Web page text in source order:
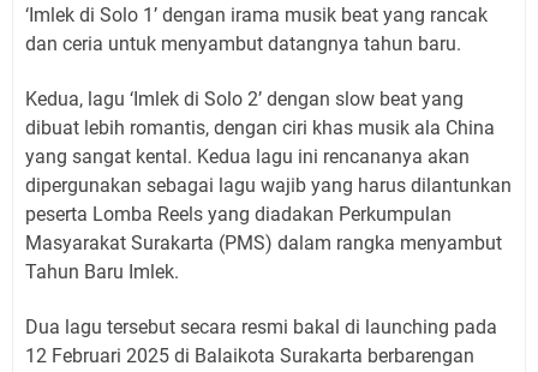
‘Imlek di Solo 1’ dengan irama musik beat yang rancak
dan ceria untuk menyambut datangnya tahun baru.
Kedua, lagu ‘Imlek di Solo 2’ dengan slow beat yang
dibuat lebih romantis, dengan ciri khas musik ala China
yang sangat kental. Kedua lagu ini rencananya akan
dipergunakan sebagai lagu wajib yang harus dilantunkan
peserta Lomba Reels yang diadakan Perkumpulan
Masyarakat Surakarta (PMS) dalam rangka menyambut
Tahun Baru Imlek.
Dua lagu tersebut secara resmi bakal di launching pada
12 Februari 2025 di Balaikota Surakarta berbarengan